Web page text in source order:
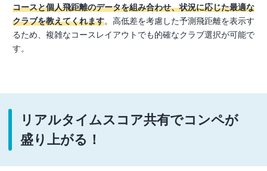
コースと個人飛距離のデータを組み合わせ、状況に応じた最適な
クラブを教えてくれます。高低差を考慮した予測飛距離を表示す
るため、複雑なコースレイアウトでも的確なクラブ選択が可能で
す。
リアルタイムスコア共有でコンペが
盛り上がる！